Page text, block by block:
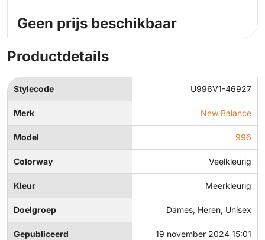
Geen prijs beschikbaar
Productdetails
Stylecode U996V1-46927
Merk New Balance
Model 996
Colorway Veelkleurig
Kleur Meerkleurig
Doelgroep Dames, Heren, Unisex
Gepubliceerd 19 november 2024 15:01